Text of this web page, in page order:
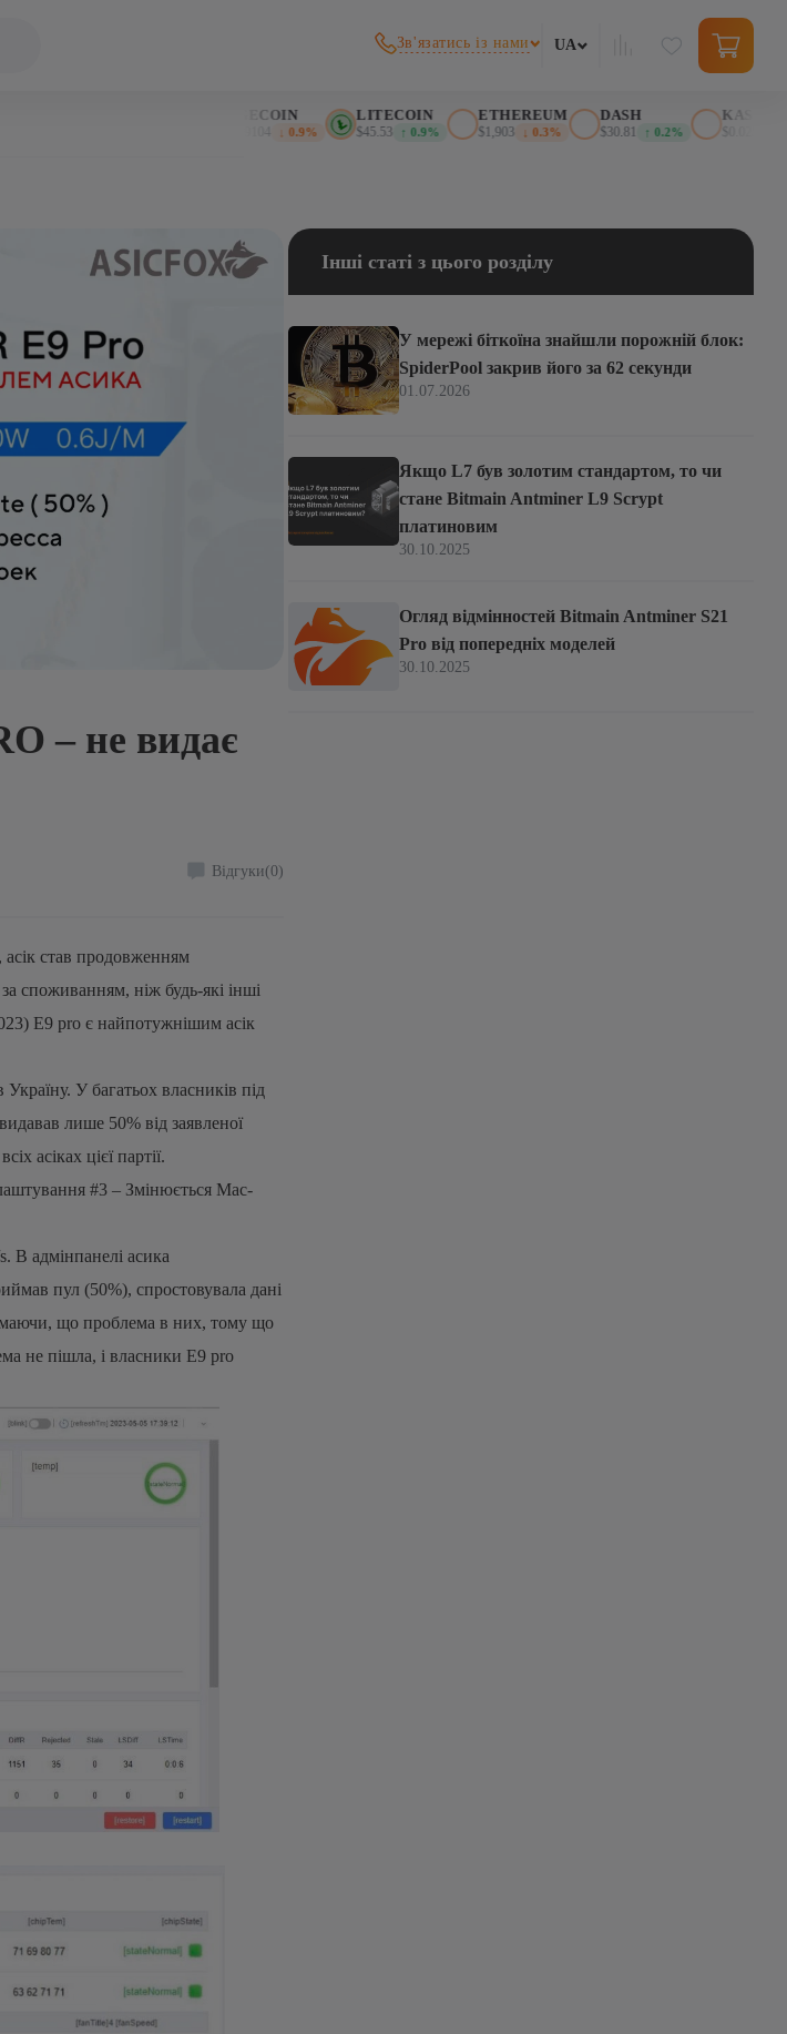
Зв'язатись із нами UA
DOGECOIN LITECOIN
$45.53 ↑ 0.9%
ETHEREUM
$1,903 ↓ 0.3%
DASH
$30.81 ↑ 0.2%
KASPA
$0.025617
– не видає
Відгуки(0)
став продовженням
споживанням, ніж будь-які інші
E9 pro є найпотужнішим асік
У багатьох власників під
лише 50% від заявленої
асіках цієї партії.
#3 – Змінюється Mac-
В адмінпанелі асика
пул (50%), спростовувала дані
що проблема в них, тому що
не пішла, і власники E9 pro
Інші статі з цього розділу
У мережі біткоїна знайшли порожній блок:
SpiderPool закрив його за 62 секунди
01.07.2026
Якщо L7 був золотим стандартом, то чи
стане Bitmain Antminer L9 Scrypt
платиновим
30.10.2025
Огляд відмінностей Bitmain Antminer S21
Pro від попередніх моделей
30.10.2025